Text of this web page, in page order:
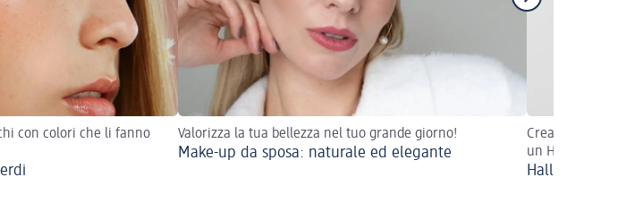
con colori che li fanno
Valorizza la tua bellezza nel tuo grande giorno!
Make-up da sposa: naturale ed elegante
Crea un
un Halloween
Halloween